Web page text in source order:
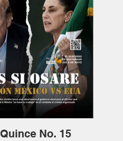
No. 15